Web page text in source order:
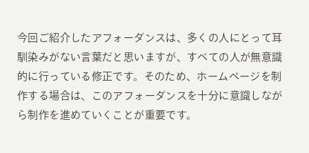
今回ご紹介したアフォーダンスは、多くの人にとって耳
馴染みがない言葉だと思いますが、すべての人が無意識
的に行っている修正です。そのため、ホームページを制
作する場合は、このアフォーダンスを十分に意識しなが
ら制作を進めていくことが重要です。